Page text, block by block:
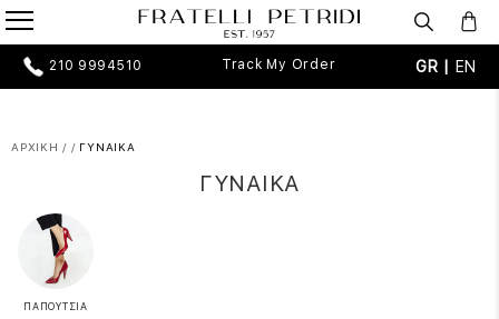
210 9994510 Track My Order GR | EN
ΑΡΧΙΚΗ / / ΓΥΝΑΙΚΑ
ΓΥΝΑΙΚΑ
ΠΑΠΟΥΤΣΙΑ